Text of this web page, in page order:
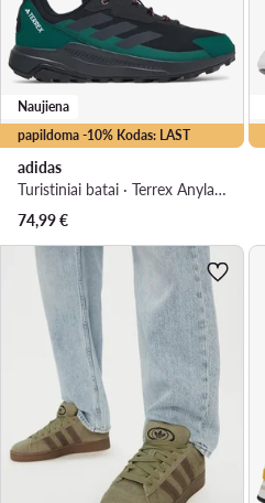
papildoma -10% Kodas: LAST
Naujiena
adidas
Turistiniai batai · Terrex Anylander Hiking Shoes KJ0865 · Juoda
74,99€